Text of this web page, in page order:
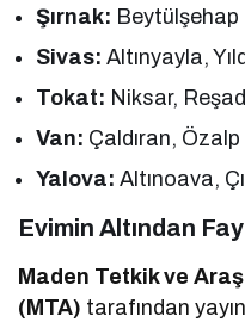
Şırnak: Beytülşehap
Sivas: Altınyayla,
Tokat: Niksar,
Van: Çaldıran, Özalp
Yalova: Altınoava,
Evimin Altından
Maden Tetkik ve
(MTA) tarafından